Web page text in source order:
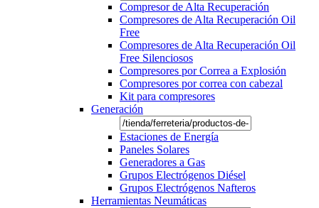
Compresor de Alta Recuperación
Compresores de Alta Recuperación Oil
Free
Compresores de Alta Recuperación Oil
Free Silenciosos
Compresores por Correa a Explosión
Compresores por correa con cabezal
Kit para compresores
Generación
Estaciones de Energía
Paneles Solares
Generadores a Gas
Grupos Electrógenos Diésel
Grupos Electrógenos Nafteros
Herramientas Neumáticas